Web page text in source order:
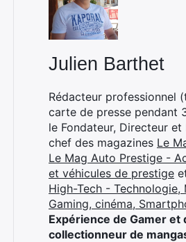
Julien Barthet
Rédacteur professionnel
carte de presse pendant
le Fondateur, Directeur et
chef des magazines Le
Le Mag Auto Prestige -
et véhicules de prestige
High-Tech - Technologie,
Gaming, cinéma,
Expérience de Gamer et
collectionneur de